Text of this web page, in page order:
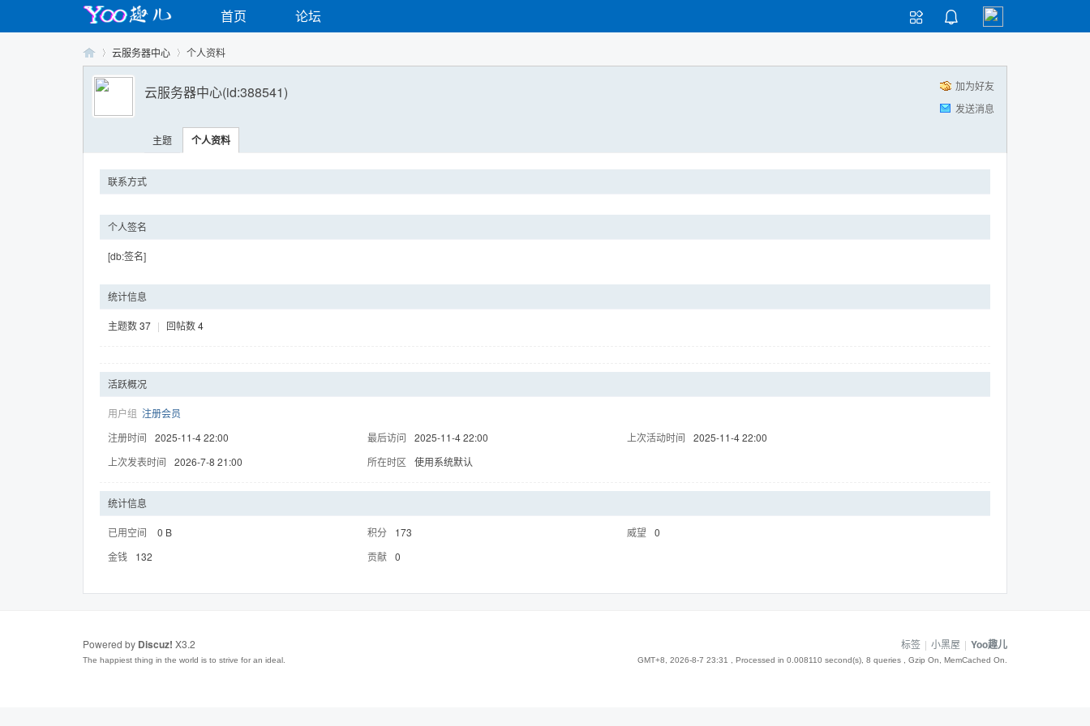


首页 论坛
Yo›
云服务器中心 个人资料
加为好友
发送消息
云服务器中心(id:388541)
主题 个人资料
联系方式
个人签名
[db:签名]
统计信息
主题数37 | 回帖数4
活跃概况
用户组 注册会员
注册时间
2025-11-4 22:00 最后访问 2025-11-4 22:00 上次活动时间
2025-11-4 22:00
上次发表时间
2026-7-8 21:00 所在时区 使用系统默认
统计信息
已用空间 0 B 积分 173 威望
0
金钱
132 贡献 0
标签 | 小黑屋 | Yoo趣儿
GMT+8, 2026-8-7 23:31 , Processed in 0.008110 second(s), 8 queries , Gzip On, MemCached On.
Powered by Discuz! X3.2
The happiest thing in the world is to strive for an ideal.